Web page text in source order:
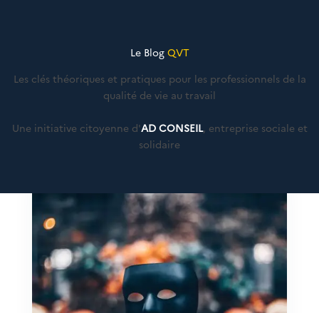
Le Blog QVT
Les clés théoriques et pratiques pour les professionnels de la
qualité de vie au travail
Une initiative citoyenne d'AD CONSEIL, entreprise sociale et
solidaire